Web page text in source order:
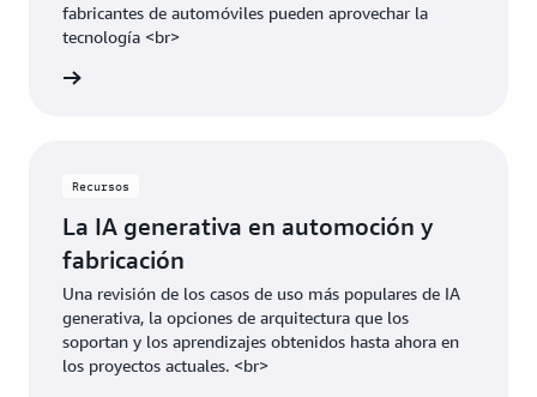
fabricantes de automóviles pueden aprovechar la
tecnología <br>
Recursos
La IA generativa en automoción y
fabricación
Una revisión de los casos de uso más populares de IA
generativa, la opciones de arquitectura que los
soportan y los aprendizajes obtenidos hasta ahora en
los proyectos actuales. <br>